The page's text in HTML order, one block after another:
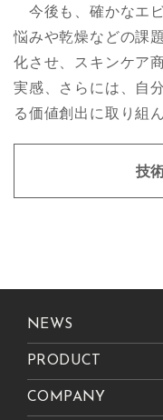
今後も、確かなエ
悩みや乾燥などの課
化させ、スキンケア
実感、さらには、自
る価値創出に取り組
技
NEWS
PRODUCT
COMPANY